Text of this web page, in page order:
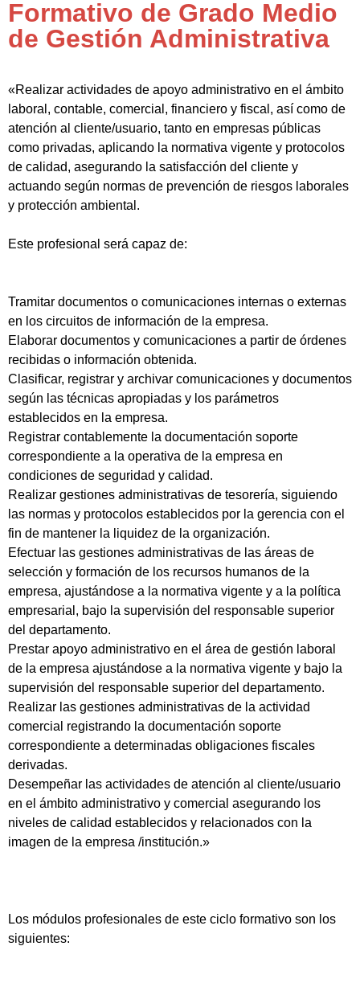
Formativo de Grado Medio
de Gestión Administrativa
«Realizar actividades de apoyo administrativo en el ámbito
laboral, contable, comercial, financiero y fiscal, así como de
atención al cliente/usuario, tanto en empresas públicas
como privadas, aplicando la normativa vigente y protocolos
de calidad, asegurando la satisfacción del cliente y
actuando según normas de prevención de riesgos laborales
y protección ambiental.
Este profesional será capaz de:
Tramitar documentos o comunicaciones internas o externas
en los circuitos de información de la empresa.
Elaborar documentos y comunicaciones a partir de órdenes
recibidas o información obtenida.
Clasificar, registrar y archivar comunicaciones y documentos
según las técnicas apropiadas y los parámetros
establecidos en la empresa.
Registrar contablemente la documentación soporte
correspondiente a la operativa de la empresa en
condiciones de seguridad y calidad.
Realizar gestiones administrativas de tesorería, siguiendo
las normas y protocolos establecidos por la gerencia con el
fin de mantener la liquidez de la organización.
Efectuar las gestiones administrativas de las áreas de
selección y formación de los recursos humanos de la
empresa, ajustándose a la normativa vigente y a la política
empresarial, bajo la supervisión del responsable superior
del departamento.
Prestar apoyo administrativo en el área de gestión laboral
de la empresa ajustándose a la normativa vigente y bajo la
supervisión del responsable superior del departamento.
Realizar las gestiones administrativas de la actividad
comercial registrando la documentación soporte
correspondiente a determinadas obligaciones fiscales
derivadas.
Desempeñar las actividades de atención al cliente/usuario
en el ámbito administrativo y comercial asegurando los
niveles de calidad establecidos y relacionados con la
imagen de la empresa /institución.»
Los módulos profesionales de este ciclo formativo son los
siguientes: